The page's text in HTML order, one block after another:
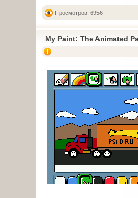
Просмотров: 6956
My Paint: The Animated